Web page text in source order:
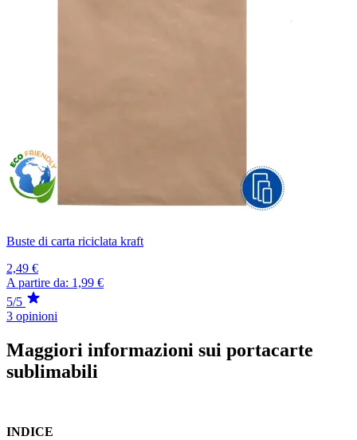
Buste di carta riciclata kraft
2,49 €
A partire da: 1,99 €
5/5
3 opinioni
Maggiori informazioni sui portacarte
sublimabili
INDICE